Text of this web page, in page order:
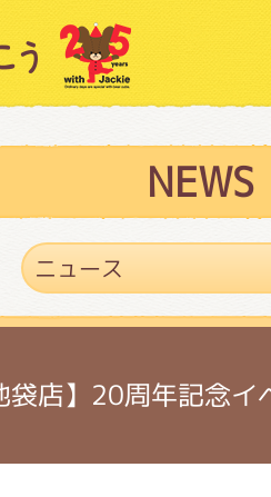
NEWS
袋店】20周年記念
紹介
グ
介